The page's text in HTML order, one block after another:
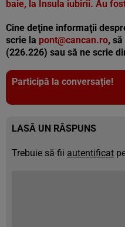
baie, la Insula iubirii. Au
Cine deţine informaţii
scrie la pont@cancan.ro,
(226.226) sau să ne scrie
Participă la conversație!
LASĂ UN RĂSPUNS
Trebuie să fii autentificat